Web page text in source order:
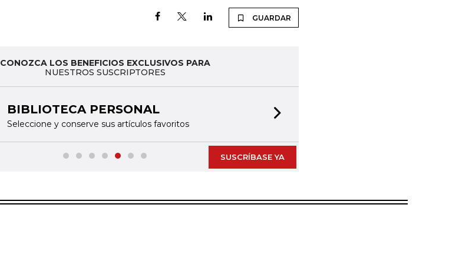
GUARDAR
CONOZCA LOS BENEFICIOS EXCLUSIVOS PARA
NUESTROS SUSCRIPTORES
BIBLIOTECA PERSONAL
Seleccione y conserve sus artículos favoritos
SUSCRÍBASE YA